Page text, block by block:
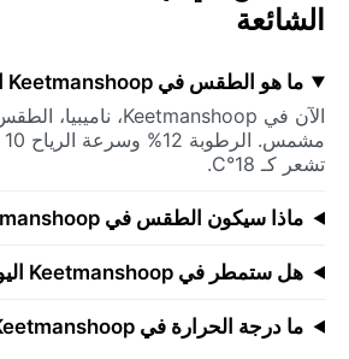
الشائعة
ما هو الطقس في Keetmanshoop الآن؟
تشعر كـ 18°C.
ماذا سيكون الطقس في Keetmanshoop غدًا؟
هل ستمطر في Keetmanshoop اليوم؟
ما درجة الحرارة في Keetmanshoop اليوم؟